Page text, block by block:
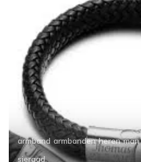
armband armbanden heren man
sieraad